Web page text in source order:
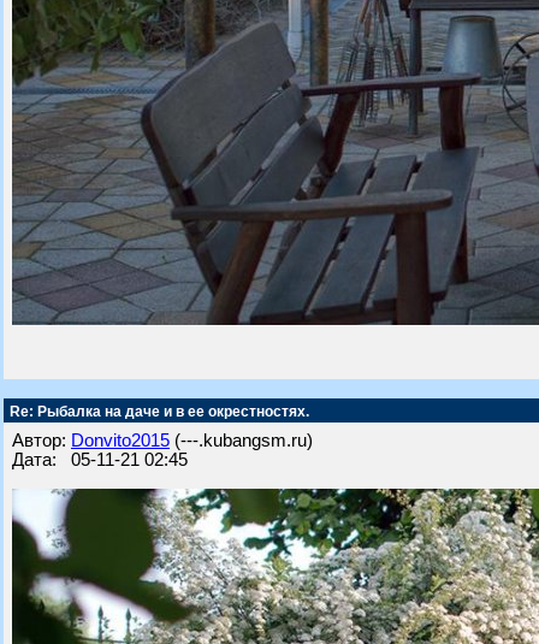
Re: Рыбалка на даче и в ее окрестностях.
Автор: Donvito2015 (---.kubangsm.ru)
Дата: 05-11-21 02:45